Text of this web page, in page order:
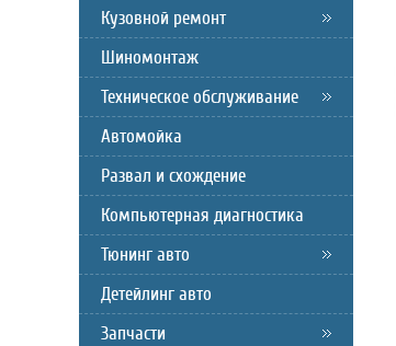
Кузовной ремонт
Шиномонтаж
Техническое обслуживание
Автомойка
Развал и схождение
Компьютерная диагностика
Тюнинг авто
Детейлинг авто
Запчасти